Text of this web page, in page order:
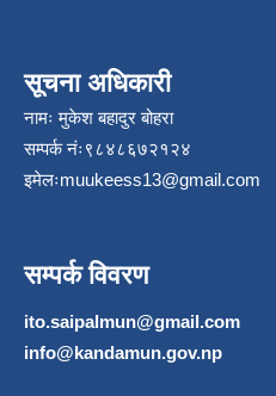
सूचना अधिकारी
नामः मुकेश बहादुर बोहरा
सम्पर्क नंः९८४८६७२१२४
इमेलःmuukeess13@gmail.com
सम्पर्क विवरण
ito.saipalmun@gmail.com
info@kandamun.gov.np